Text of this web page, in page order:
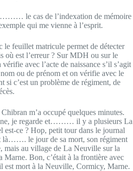
le cas de l’indexation de mémoire
qui me vienne à l’esprit.
feuillet matricule permet de détecter
est l’erreur ? Sur MDH ou sur le
avec l’acte de naissance s’il s’agit
ou de prénom et on vérifie avec le
si c’est un problème de régiment, de
m’a occupé quelques minutes.
je regarde et……… il y a plusieurs La
est-ce ? Hop, petit tour dans le journal
là……. le jour de sa mort, son régiment
mais au village de La Neuville sur la
Marne. Bon, c’était à la frontière avec
est mort à la Neuville, Cormicy, Marne.